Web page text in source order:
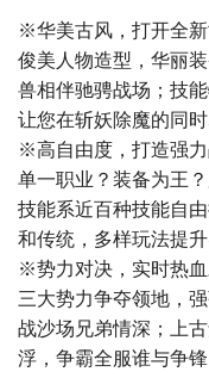
※华美古风，打开全
俊美人物造型，华丽
兽相伴驰骋战场；技
让您在斩妖除魔的同
※高自由度，打造强
单一职业？装备为王
技能系近百种技能自
和传统，多样玩法提升
※势力对决，实时热
三大势力争夺领地，
战沙场兄弟情深；上
浮，争霸全服谁与争锋